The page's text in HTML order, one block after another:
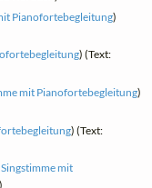
Pianofortebegleitung)
) (Text:
mit Pianofortebegleitung)
) (Text:
mit